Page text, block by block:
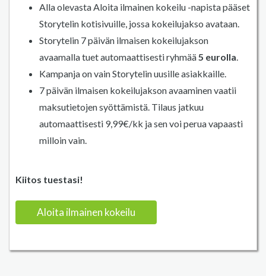
Alla olevasta Aloita ilmainen kokeilu -napista pääset
Storytelin kotisivuille, jossa kokeilujakso avataan.
Storytelin 7 päivän ilmaisen kokeilujakson
avaamalla tuet automaattisesti ryhmää 5 eurolla
Kampanja on vain Storytelin uusille asiakkaille.
7 päivän ilmaisen kokeilujakson avaaminen vaatii
maksutietojen syöttämistä. Tilaus jatkuu
automaattisesti 9,99€/kk ja sen voi perua vapaasti
milloin vain.
Kiitos tuestasi!
Aloita ilmainen kokeilu